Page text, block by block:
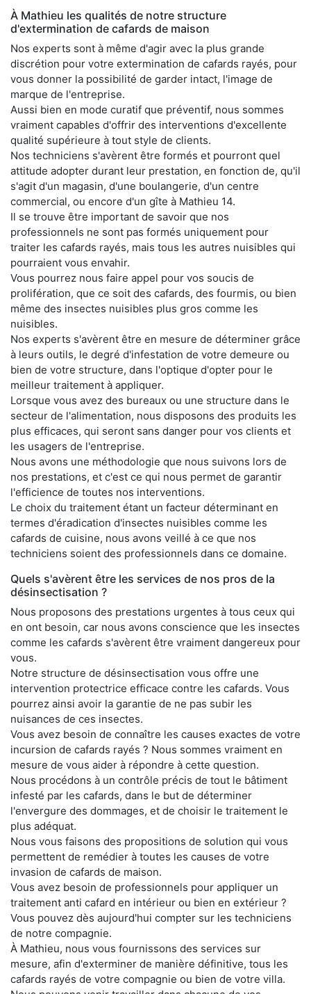
À Mathieu les qualités de notre structure
d'extermination de cafards de maison
Nos experts sont à même d'agir avec la plus grande
discrétion pour votre extermination de cafards rayés, pour
vous donner la possibilité de garder intact, l'image de
marque de l'entreprise.
Aussi bien en mode curatif que préventif, nous sommes
vraiment capables d'offrir des interventions d'excellente
qualité supérieure à tout style de clients.
Nos techniciens s'avèrent être formés et pourront quel
attitude adopter durant leur prestation, en fonction de, qu'il
s'agit d'un magasin, d'une boulangerie, d'un centre
commercial, ou encore d'un gîte à Mathieu 14.
Il se trouve être important de savoir que nos
professionnels ne sont pas formés uniquement pour
traiter les cafards rayés, mais tous les autres nuisibles qui
pourraient vous envahir.
Vous pourrez nous faire appel pour vos soucis de
prolifération, que ce soit des cafards, des fourmis, ou bien
même des insectes nuisibles plus gros comme les
nuisibles.
Nos experts s'avèrent être en mesure de déterminer grâce
à leurs outils, le degré d'infestation de votre demeure ou
bien de votre structure, dans l'optique d'opter pour le
meilleur traitement à appliquer.
Lorsque vous avez des bureaux ou une structure dans le
secteur de l'alimentation, nous disposons des produits les
plus efficaces, qui seront sans danger pour vos clients et
les usagers de l'entreprise.
Nous avons une méthodologie que nous suivons lors de
nos prestations, et c'est ce qui nous permet de garantir
l'efficience de toutes nos interventions.
Le choix du traitement étant un facteur déterminant en
termes d'éradication d'insectes nuisibles comme les
cafards de cuisine, nous avons veillé à ce que nos
techniciens soient des professionnels dans ce domaine.
Quels s'avèrent être les services de nos pros de la
désinsectisation ?
Nous proposons des prestations urgentes à tous ceux qui
en ont besoin, car nous avons conscience que les insectes
comme les cafards s'avèrent être vraiment dangereux pour
vous.
Notre structure de désinsectisation vous offre une
intervention protectrice efficace contre les cafards. Vous
pourrez ainsi avoir la garantie de ne pas subir les
nuisances de ces insectes.
Vous avez besoin de connaître les causes exactes de votre
incursion de cafards rayés ? Nous sommes vraiment en
mesure de vous aider à répondre à cette question.
Nous procédons à un contrôle précis de tout le bâtiment
infesté par les cafards, dans le but de déterminer
l'envergure des dommages, et de choisir le traitement le
plus adéquat.
Nous vous faisons des propositions de solution qui vous
permettent de remédier à toutes les causes de votre
invasion de cafards de maison.
Vous avez besoin de professionnels pour appliquer un
traitement anti cafard en intérieur ou bien en extérieur ?
Vous pouvez dès aujourd'hui compter sur les techniciens
de notre compagnie.
À Mathieu, nous vous fournissons des services sur
mesure, afin d'exterminer de manière définitive, tous les
cafards rayés de votre compagnie ou bien de votre villa.